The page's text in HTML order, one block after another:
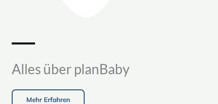
Alles über planBaby
Mehr Erfahren